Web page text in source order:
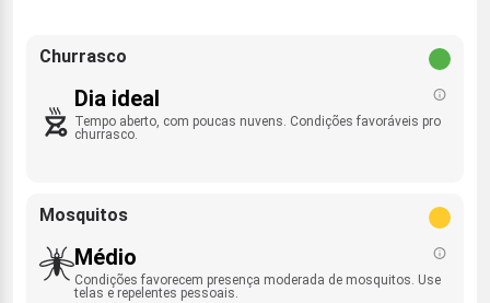
Churrasco
Dia ideal
Tempo aberto, com poucas nuvens. Condições favoráveis pro
churrasco.
Mosquitos
Médio
Condições favorecem presença moderada de mosquitos. Use
telas e repelentes pessoais.